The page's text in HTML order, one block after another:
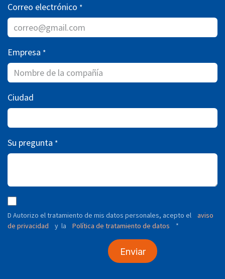
Correo electrónico *
Empresa *
Ciudad
Su pregunta *
D Autorizo ​​el tratamiento de mis datos personales, acepto el
aviso
de privacidad
y la Política de tratamiento de datos *
Enviar